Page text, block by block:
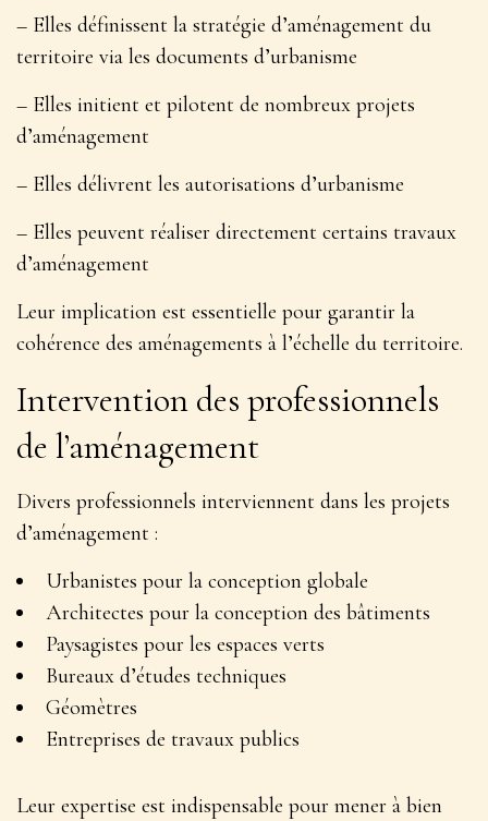
– Elles définissent la stratégie d’aménagement du
territoire via les documents d’urbanisme
– Elles initient et pilotent de nombreux projets
d’aménagement
– Elles délivrent les autorisations d’urbanisme
– Elles peuvent réaliser directement certains travaux
d’aménagement
Leur implication est essentielle pour garantir la
cohérence des aménagements à l’échelle du territoire.
Intervention des professionnels
de l’aménagement
Divers professionnels interviennent dans les projets
d’aménagement :
Urbanistes pour la conception globale
Architectes pour la conception des bâtiments
Paysagistes pour les espaces verts
Bureaux d’études techniques
Géomètres
Entreprises de travaux publics
Leur expertise est indispensable pour mener à bien